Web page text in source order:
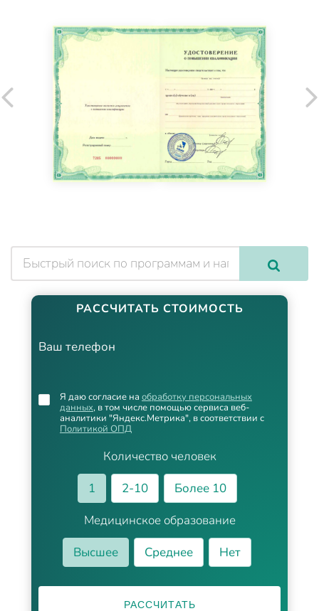
РАССЧИТАТЬ СТОИМОСТЬ
Ваш телефон
Количество человек
1
2-10
Более 10
Медицинское образование
Высшее
Среднее Нет
Я даю согласие на обработку персональных
данных, в том числе помощью сервиса веб-
аналитики "Яндекс.Метрика", в соответствии с
Политикой ОПД
РАССЧИТАТЬ